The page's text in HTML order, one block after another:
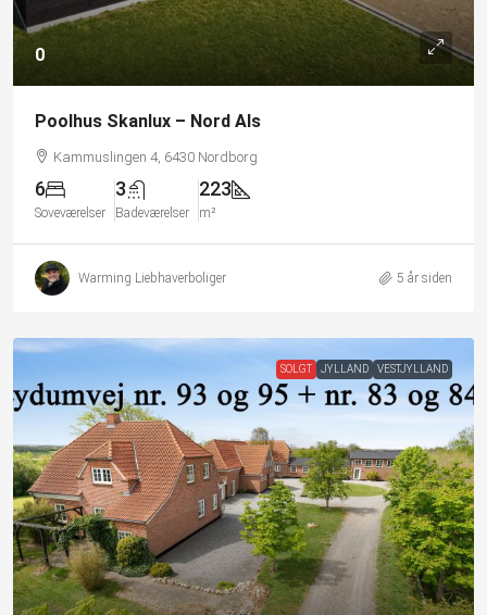
0
Poolhus Skanlux – Nord Als
Kammuslingen 4, 6430 Nordborg
6
Soveværelser
3
Badeværelser
223
m²
Warming Liebhaverboliger 5 år siden
SOLGT JYLLAND VESTJYLLAND